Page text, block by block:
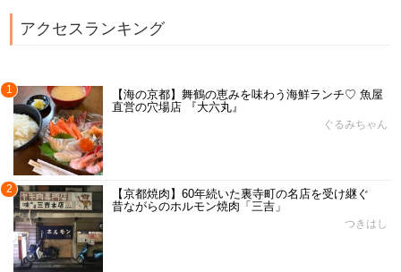
アクセスランキング
1
【海の京都】舞鶴の恵みを味わう海鮮ランチ♡ 魚屋
直営の穴場店 『大六丸』
ぐるみちゃん
2
【京都焼肉】60年続いた裏寺町の名店を受け継ぐ
昔ながらのホルモン焼肉「三吉」
つきはし